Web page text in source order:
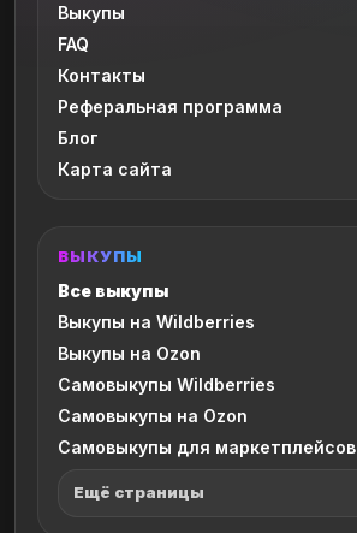
Выкупы
FAQ
Контакты
Реферальная программа
Блог
Карта сайта
ВЫКУПЫ
Все выкупы
Выкупы на Wildberries
Выкупы на Ozon
Самовыкупы Wildberries
Самовыкупы на Ozon
Самовыкупы для маркетплейсов
Ещё страницы